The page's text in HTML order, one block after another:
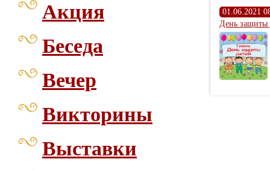
Акция
Беседа
Вечер
Викторины
Выставки
01.06.2021
День защиты